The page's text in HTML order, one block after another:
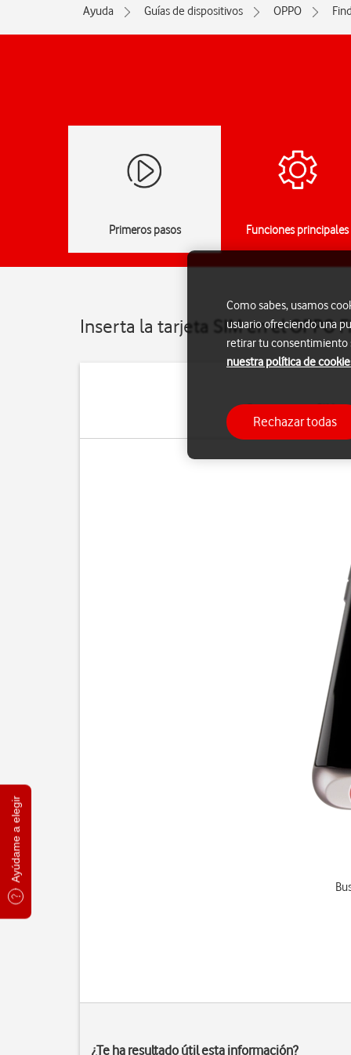
Ayúdame a elegir
Ayuda Guías de dispositivos OPPO
Primeros pasos Funciones principales
Inserta la tarjeta SIM en el OPPO
Con un tarjeta SIM
¿Te ha resultado útil esta información?
Como sabes, usamos
usuario ofreciendo una
retirar tu consentimiento
nuestra política de
Rechazar todas